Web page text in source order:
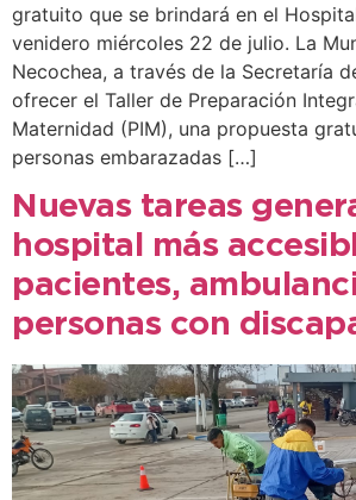
gratuito que se brindará en el
venidero miércoles 22 de julio. La
Necochea, a través de la Secretaría
ofrecer el Taller de Preparación
Maternidad (PIM), una propuesta
personas embarazadas […]
Nuevas tareas
hospital más
pacientes,
personas con